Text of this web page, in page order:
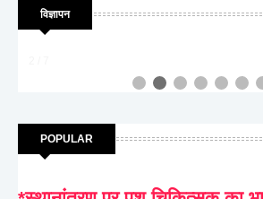
विज्ञापन
POPULAR